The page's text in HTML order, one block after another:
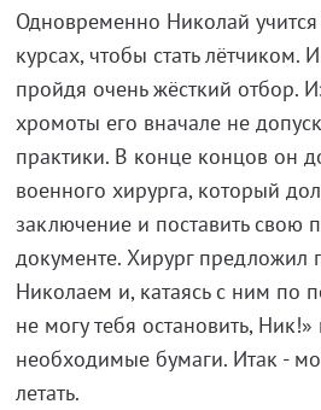
Одновременно Николай
курсах, чтобы стать лётчиком.
пройдя очень жёсткий отбор.
хромоты его вначале не
практики. В конце концов он
военного хирурга, который
заключение и поставить свою
документе. Хирург предложил
Николаем и, катаясь с ним по
не могу тебя остановить,
необходимые бумаги. Итак -
летать.